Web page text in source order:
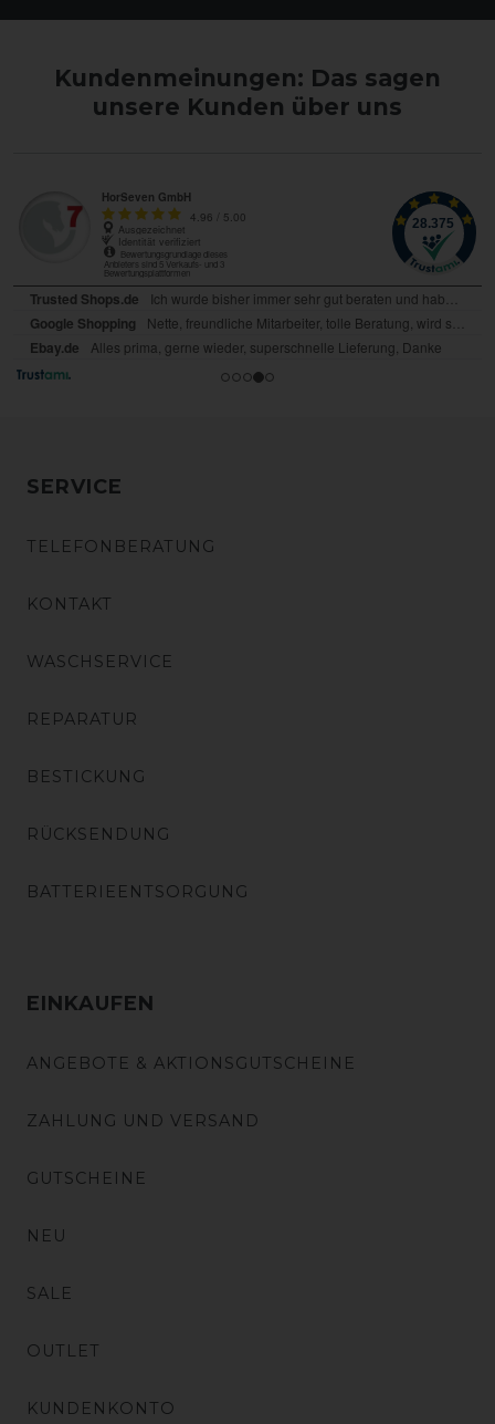
Kundenmeinungen: Das sagen
unsere Kunden über uns
SERVICE
TELEFONBERATUNG
KONTAKT
WASCHSERVICE
REPARATUR
BESTICKUNG
RÜCKSENDUNG
BATTERIEENTSORGUNG
EINKAUFEN
ANGEBOTE & AKTIONSGUTSCHEINE
ZAHLUNG UND VERSAND
GUTSCHEINE
NEU
SALE
OUTLET
KUNDENKONTO